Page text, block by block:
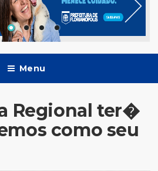
Menu
Regional ter�
como seu